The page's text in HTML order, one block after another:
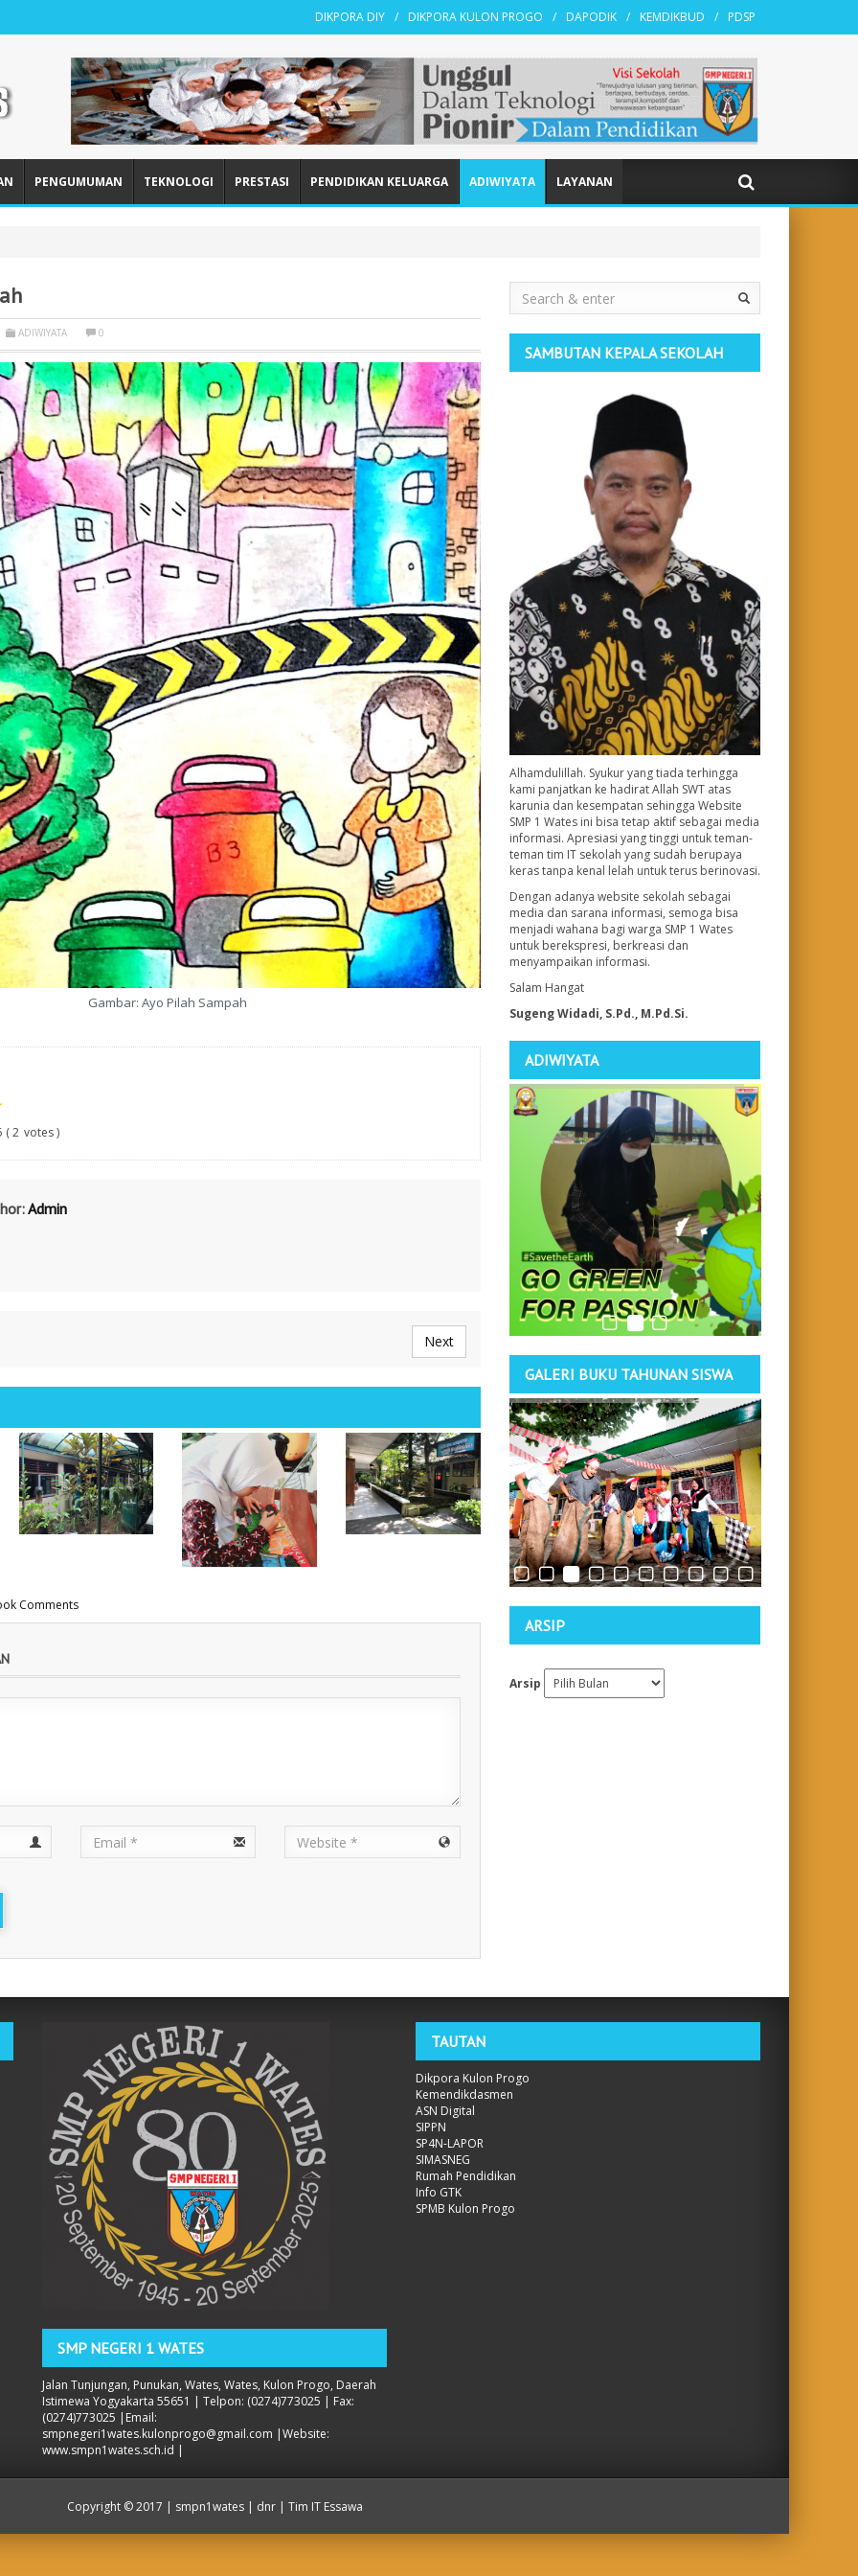
DIKPORA DIY DIKPORA KULON PROGO DAPODIK KEMDIKBUD PDSP
PENGUMUMAN TEKNOLOGI PRESTASI PENDIDIKAN KELUARGA ADIWIYATA LAYANAN
ADIWIYATA 0
Gambar: Ayo Pilah Sampah
(2 votes )
Admin
Next
Lingkungan
Lingkungan
Adiwiyata
Comments
SAMBUTAN KEPALA SEKOLAH
Alhamdulillah. Syukur yang tiada terhingga
kami panjatkan ke hadirat Allah SWT atas
karunia dan kesempatan sehingga Website
SMP 1 Wates ini bisa tetap aktif sebagai media
informasi. Apresiasi yang tinggi untuk teman-
teman tim IT sekolah yang sudah berupaya
keras tanpa kenal lelah untuk terus berinovasi.
Dengan adanya website sekolah sebagai
media dan sarana informasi, semoga bisa
menjadi wahana bagi warga SMP 1 Wates
untuk berekspresi, berkreasi dan
menyampaikan informasi.
Salam Hangat
Sugeng Widadi, S.Pd., M.Pd.Si.
ADIWIYATA
GALERI BUKU TAHUNAN SISWA
ARSIP
Arsip
SMP NEGERI 1 WATES
Jalan Tunjungan, Punukan, Wates, Wates, Kulon Progo, Daerah
Istimewa Yogyakarta 55651 | Telpon: (0274)773025 | Fax:
(0274)773025 |Email:
smpnegeri1wates.kulonprogo@gmail.com |Website:
www.smpn1wates.sch.id |
TAUTAN
Dikpora Kulon Progo
Kemendikdasmen
ASN Digital
SIPPN
SP4N-LAPOR
SIMASNEG
Rumah Pendidikan
Info GTK
SPMB Kulon Progo
Copyright ©2017 | smpn1wates| dnr | Tim IT Essawa